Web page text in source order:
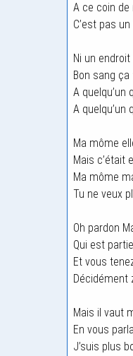
A ce coin de
C’est pas
Ni un
Bon sang
A quelqu’un
A quelqu’un
Ma môme
Mais c’était
Ma môme
Tu ne veux
Oh pardon
Qui est
Et vous
Décidément
Mais il vaut
En vous
J’suis plus